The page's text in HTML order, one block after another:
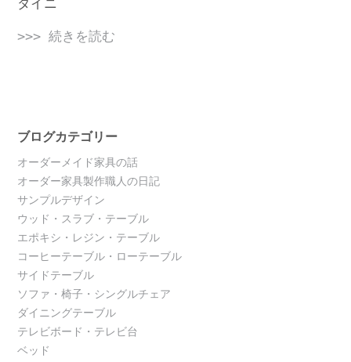
>>> 続きを読む
ブログカテゴリー
オーダーメイド家具の話
オーダー家具製作職人の日記
サンプルデザイン
ウッド・スラブ・テーブル
エポキシ・レジン・テーブル
コーヒーテーブル・ローテーブル
サイドテーブル
ソファ・椅子・シングルチェア
ダイニングテーブル
テレビボード・テレビ台
ベッド